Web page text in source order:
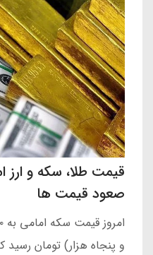
صعود قیمت ها